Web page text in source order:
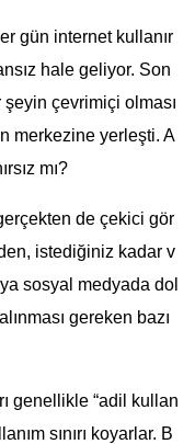
gün internet kullanır
hale geliyor. Son
çevrimiçi olması
merkezine yerleşti. A
mı?
gerçekten de çekici gör
istediğiniz kadar v
sosyal medyada dol
gereken bazı
genellikle “adil kullan
sınırı koyarlar. B